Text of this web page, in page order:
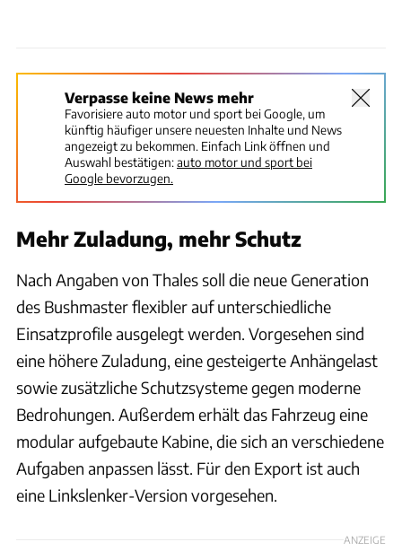
Verpasse keine News mehr
Favorisiere auto motor und sport bei Google, um
künftig häufiger unsere neuesten Inhalte und News
angezeigt zu bekommen. Einfach Link öffnen und
Auswahl bestätigen:auto motor und sport bei
Google bevorzugen.
Mehr Zuladung, mehr Schutz
Nach Angaben von Thales soll die neue Generation
des Bushmaster flexibler auf unterschiedliche
Einsatzprofile ausgelegt werden. Vorgesehen sind
eine höhere Zuladung, eine gesteigerte Anhängelast
sowie zusätzliche Schutzsysteme gegen moderne
Bedrohungen. Außerdem erhält das Fahrzeug eine
modular aufgebaute Kabine, die sich an verschiedene
Aufgaben anpassen lässt. Für den Export ist auch
eine Linkslenker-Version vorgesehen.
ANZEIGE